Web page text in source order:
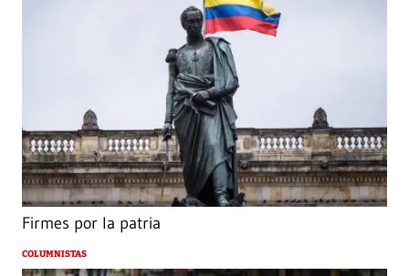
Firmes por la patria
COLUMNISTAS